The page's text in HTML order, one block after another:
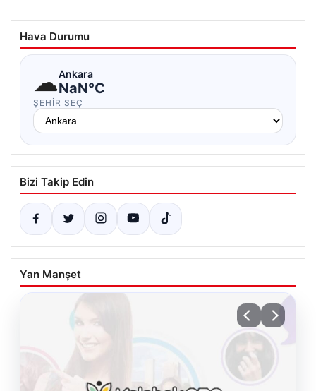
Hava Durumu
☁Ankara
NaN°C
ŞEHIR SEÇ
Bizi Takip Edin
Yan Manşet